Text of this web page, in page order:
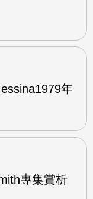
年
專集賞析